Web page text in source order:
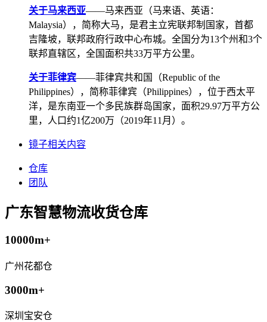
关于马来西亚——马来西亚（马来语、英语：
Malaysia），简称大马，是君主立宪联邦制国家，首都
吉隆坡，联邦政府行政中心布城。全国分为13个州和3个
联邦直辖区，全国面积共33万平方公里。
关于菲律宾——菲律宾共和国（Republic of the
Philippines），简称菲律宾（Philippines），位于西太平
洋，是东南亚一个多民族群岛国家，面积29.97万平方公
里，人口约1亿200万（2019年11月）。
镜子相关内容
仓库
团队
广东智慧物流收货仓库
10000m+
广州花都仓
3000m+
深圳宝安仓